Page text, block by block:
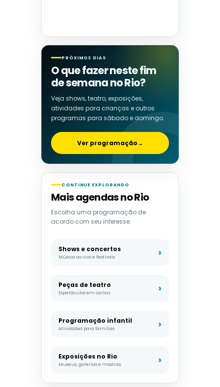
PRÓXIMOS DIAS
O que fazer neste fim
de semana no Rio?
Veja shows, teatro, exposições,
atividades para crianças e outros
programas para sábado e domingo.
Ver programação→
CONTINUE EXPLORANDO
Mais agendas no Rio
Escolha uma programação de
acordo com seu interesse.
Shows e concertos
Música ao vivo e festivais
Peças de teatro
Espetáculos em cartaz
Programação infantil
Atividades para famílias
Exposições no Rio
Museus, galerias e mostras